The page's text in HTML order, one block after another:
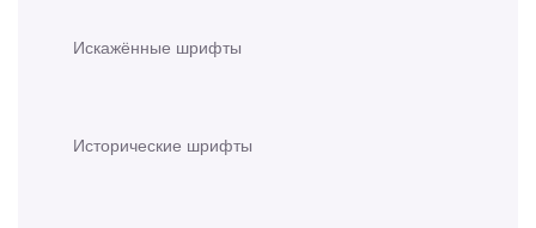
Искажённые шрифты
Исторические шрифты